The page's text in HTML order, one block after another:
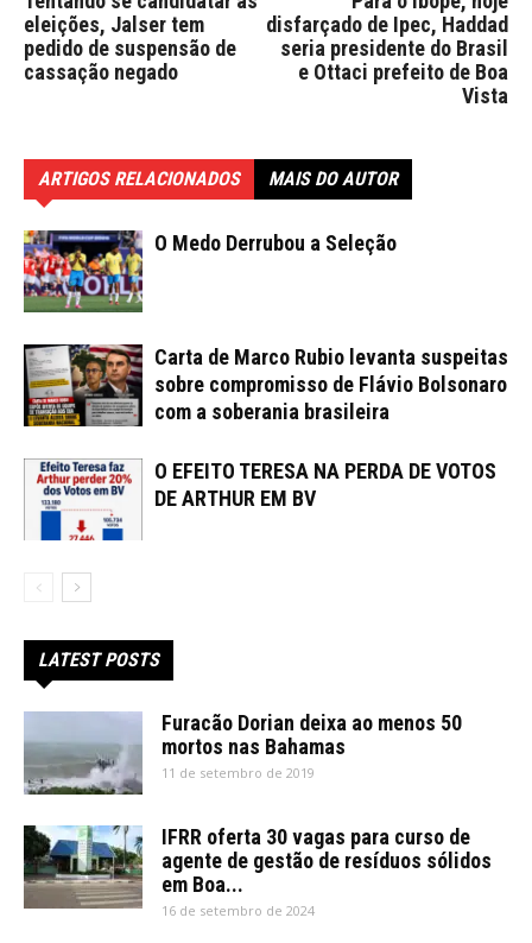
eleições, Jalser tem
pedido de suspensão de
cassação negado
disfarçado de Ipec, Haddad
seria presidente do Brasil
e Ottaci prefeito de Boa
Vista
ARTIGOS RELACIONADOS MAIS DO AUTOR
O Medo Derrubou a Seleção
Carta de Marco Rubio levanta suspeitas
sobre compromisso de Flávio Bolsonaro
com a soberania brasileira
O EFEITO TERESA NA PERDA DE VOTOS
DE ARTHUR EM BV
LATEST POSTS
Furacão Dorian deixa ao menos 50
mortos nas Bahamas
11 de setembro de 2019
IFRR oferta 30 vagas para curso de
agente de gestão de resíduos sólidos
em Boa...
16 de setembro de 2024